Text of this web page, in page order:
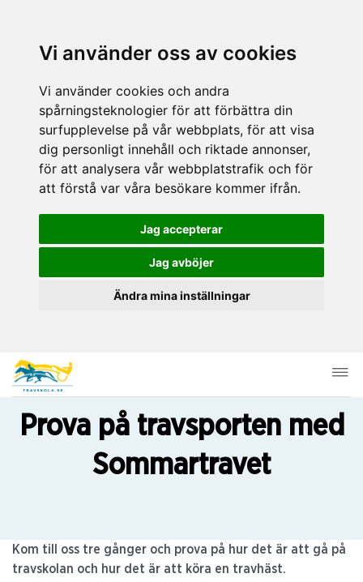
Vi använder oss av cookies
Vi använder cookies och andra
spårningsteknologier för att förbättra din
surfupplevelse på vår webbplats, för att visa
dig personligt innehåll och riktade annonser,
för att analysera vår webbplatstrafik och för
att förstå var våra besökare kommer ifrån.
Jag accepterar
Jag avböjer
Ändra mina inställningar
Prova på travsporten med
Sommartravet
Kom till oss tre gånger och prova på hur det är att gå på
travskolan och hur det är att köra en travhäst.